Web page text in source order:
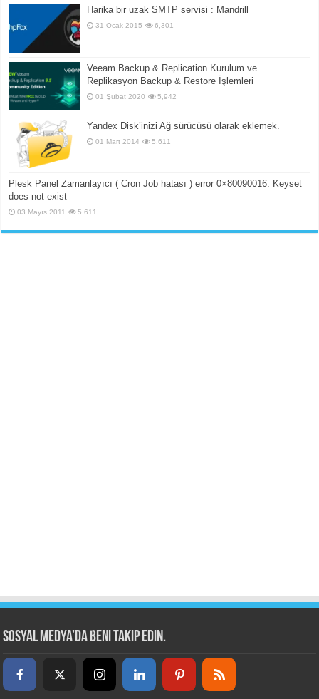
Harika bir uzak SMTP servisi : Mandrill
31 Ocak 2015 6,301
Veeam Backup & Replication Kurulum ve
Replikasyon Backup & Restore İşlemleri
01 Şubat 2020 5,942
Yandex Disk’inizi Ağ sürücüsü olarak eklemek.
01 Mart 2014 5,611
Plesk Panel Zamanlayıcı ( Cron Job hatası ) error 0×80090016: Keyset
does not exist
03 Mayıs 2011 5,611
Sosyal Medya’da beni takip edin.